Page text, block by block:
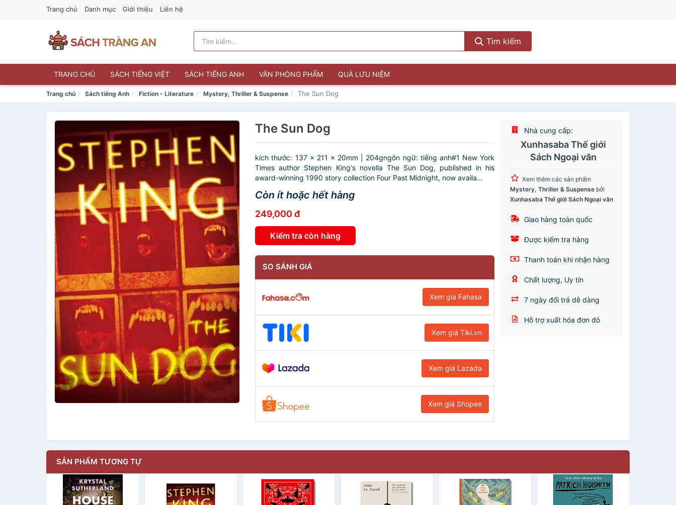
Trang chủ Danh mục Giới thiệu Liên hệ
Tìm kiếm
TRANG CHỦ SÁCH TIẾNG VIỆT SÁCH TIẾNG ANH VĂN PHÒNG PHẨM QUÀ LƯU NIỆM
Trang chủ Sách tiếng Anh Fiction - Literature Mystery, Thriller & Suspense The Sun Dog
The Sun Dog
kích thước: 137 x 211 x 20mm | 204gngôn ngữ: tiếng anh#1 New York
Times author Stephen King's novella The Sun Dog, published in his
award-winning 1990 story collection Four Past Midnight, now availa...
Còn ít hoặc hết hàng
249,000 đ
Kiểm tra còn hàng
SO SÁNH GIÁ
Xem giá Fahasa
Xem giá Tiki.vn
Xem giá Lazada
Xem giá Shopee
Nhà cung cấp:
Xunhasaba Thế giới
Sách Ngoại văn
Xem thêm các sản phẩm
Mystery, Thriller & Suspense bởi
Xunhasaba Thế giới Sách Ngoại văn
Giao hàng toàn quốc
Được kiểm tra hàng
Thanh toán khi nhận hàng
Chất lượng, Uy tín
7 ngày đổi trả dễ dàng
Hỗ trợ xuất hóa đơn đỏ
SẢN PHẨM TƯƠNG TỰ